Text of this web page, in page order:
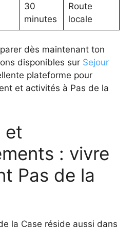
30
minutes
Route
locale
dès maintenant ton
disponibles sur Sejour
plateforme pour
et activités à Pas de la
et
: vivre
Pas de la
la Case réside aussi dans